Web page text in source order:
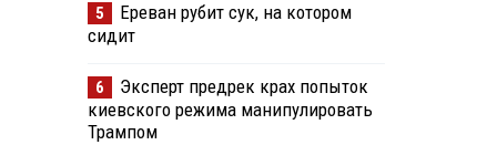
5
Ереван рубит сук, на котором
сидит
6
Эксперт предрек крах попыток
киевского режима манипулировать
Трампом